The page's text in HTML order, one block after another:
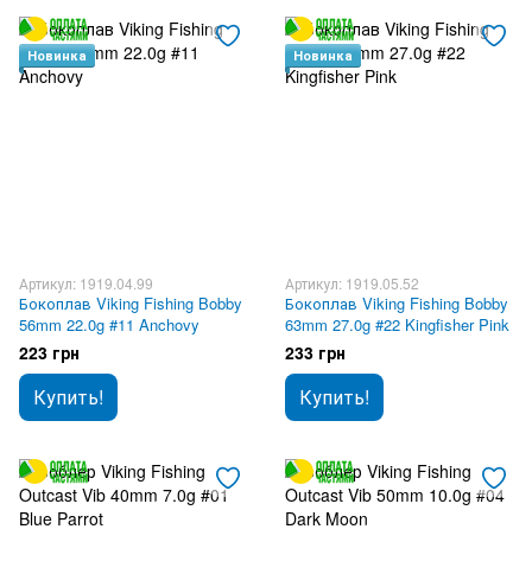
Новинка
Артикул: 1919.04.99
Бокоплав Viking Fishing Bobby
56mm 22.0g #11 Anchovy
223 грн
Купить!
Новинка
Артикул: 1919.05.52
Бокоплав Viking Fishing Bobby
63mm 27.0g #22 Kingfisher Pink
233 грн
Купить!